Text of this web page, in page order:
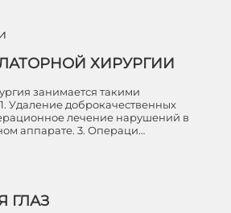
ХИРУРГИИ
занимается такими
Удаление доброкачественных
лечение нарушений в
аппарате. 3. Операци…
ГЛАЗ